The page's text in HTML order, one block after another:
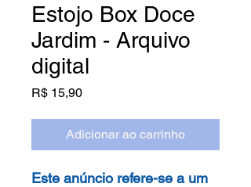
Estojo Box Doce
Jardim - Arquivo
digital
R$ 15,90Preço
Adicionar ao carrinho
Este anúncio refere-se a um